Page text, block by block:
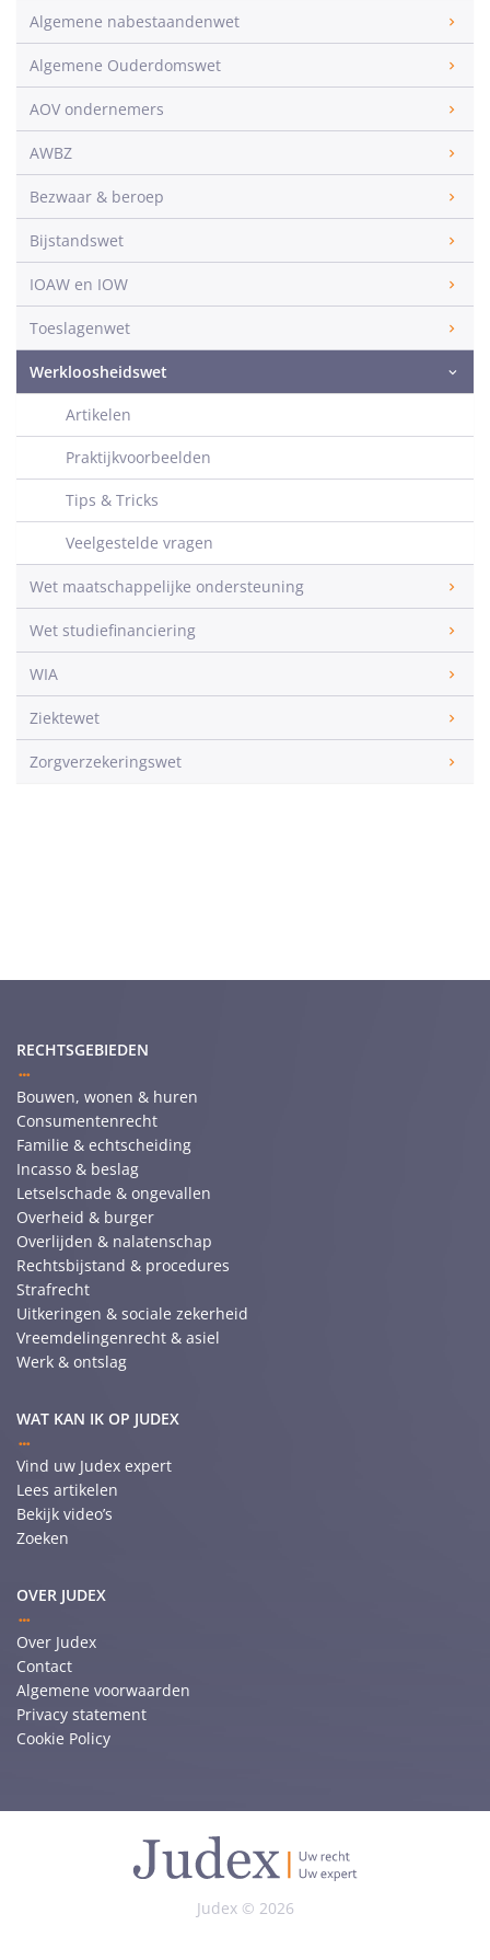
Algemene nabestaandenwet
Algemene Ouderdomswet
AOV ondernemers
AWBZ
Bezwaar & beroep
Bijstandswet
IOAW en IOW
Toeslagenwet
Werkloosheidswet
Artikelen
Praktijkvoorbeelden
Tips & Tricks
Veelgestelde vragen
Wet maatschappelijke ondersteuning
Wet studiefinanciering
WIA
Ziektewet
Zorgverzekeringswet
RECHTSGEBIEDEN
Bouwen, wonen & huren
Consumentenrecht
Familie & echtscheiding
Incasso & beslag
Letselschade & ongevallen
Overheid & burger
Overlijden & nalatenschap
Rechtsbijstand & procedures
Strafrecht
Uitkeringen & sociale zekerheid
Vreemdelingenrecht & asiel
Werk & ontslag
WAT KAN IK OP JUDEX
Vind uw Judex expert
Lees artikelen
Bekijk video’s
Zoeken
OVER JUDEX
Over Judex
Contact
Algemene voorwaarden
Privacy statement
Cookie Policy
Judex © 2026